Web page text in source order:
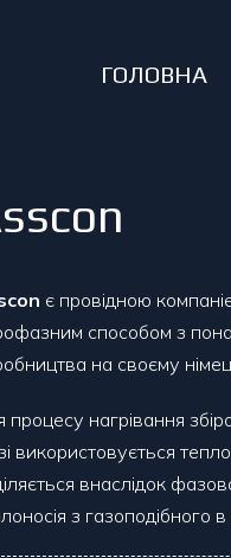
ГОЛОВНА
є провідною
способом з
на своєму
процесу нагрівання
використовується
внаслідок
з газоподібного в